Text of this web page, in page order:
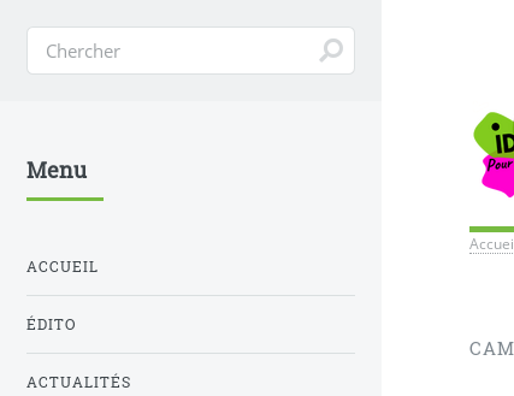
Menu
ACCUEIL
ÉDITO
ACTUALITÉS